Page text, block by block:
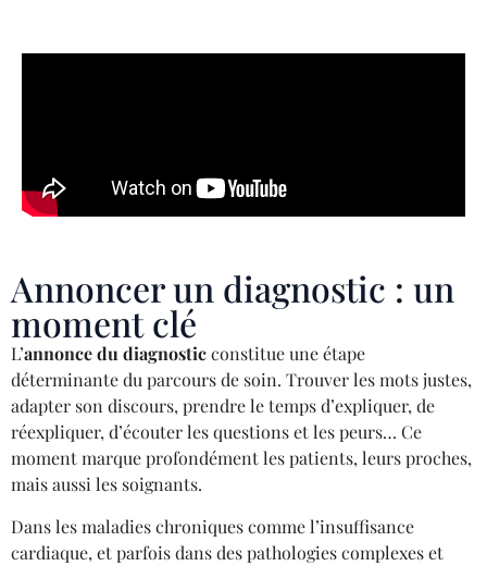
Annoncer un diagnostic : un
moment clé
L’annonce du diagnosticconstitue une étape
déterminante du parcours de soin. Trouver les mots justes,
adapter son discours, prendre le temps d’expliquer, de
réexpliquer, d’écouter les questions et les peurs… Ce
moment marque profondément les patients, leurs proches,
mais aussi les soignants.
Dans les maladies chroniques comme l’insuffisance
cardiaque, et parfois dans des pathologies complexes et